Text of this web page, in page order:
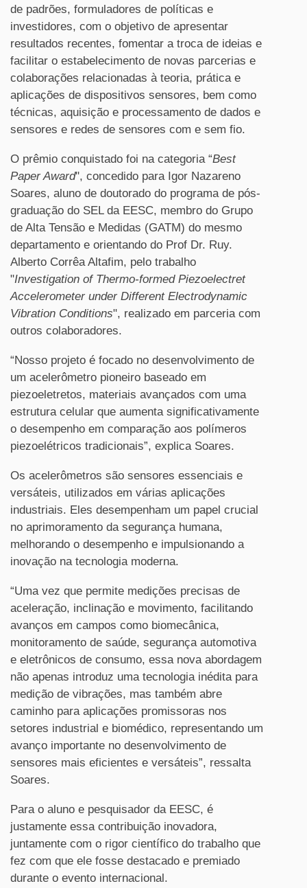
de padrões, formuladores de políticas e
investidores, com o objetivo de apresentar
resultados recentes, fomentar a troca de ideias e
facilitar o estabelecimento de novas parcerias e
colaborações relacionadas à teoria, prática e
aplicações de dispositivos sensores, bem como
técnicas, aquisição e processamento de dados e
sensores e redes de sensores com e sem fio.
O prêmio conquistado foi na categoria “Best
Paper Award", concedido para Igor Nazareno
Soares, aluno de doutorado do programa de pós-
graduação do SEL da EESC, membro do Grupo
de Alta Tensão e Medidas (GATM) do mesmo
departamento e orientando do Prof Dr. Ruy.
Alberto Corrêa Altafim, pelo trabalho
"Investigation of Thermo-formed Piezoelectret
Accelerometer under Different Electrodynamic
Vibration Conditions", realizado em parceria com
outros colaboradores.
“Nosso projeto é focado no desenvolvimento de
um acelerômetro pioneiro baseado em
piezoeletretos, materiais avançados com uma
estrutura celular que aumenta significativamente
o desempenho em comparação aos polímeros
piezoelétricos tradicionais”, explica Soares.
Os acelerômetros são sensores essenciais e
versáteis, utilizados em várias aplicações
industriais. Eles desempenham um papel crucial
no aprimoramento da segurança humana,
melhorando o desempenho e impulsionando a
inovação na tecnologia moderna.
“Uma vez que permite medições precisas de
aceleração, inclinação e movimento, facilitando
avanços em campos como biomecânica,
monitoramento de saúde, segurança automotiva
e eletrônicos de consumo, essa nova abordagem
não apenas introduz uma tecnologia inédita para
medição de vibrações, mas também abre
caminho para aplicações promissoras nos
setores industrial e biomédico, representando um
avanço importante no desenvolvimento de
sensores mais eficientes e versáteis”, ressalta
Soares.
Para o aluno e pesquisador da EESC, é
justamente essa contribuição inovadora,
juntamente com o rigor científico do trabalho que
fez com que ele fosse destacado e premiado
durante o evento internacional.